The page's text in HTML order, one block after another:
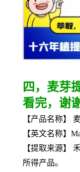
四，麦芽
看完，谢
【产品名称】
【英文名称】
【提取来源】
所得产品。